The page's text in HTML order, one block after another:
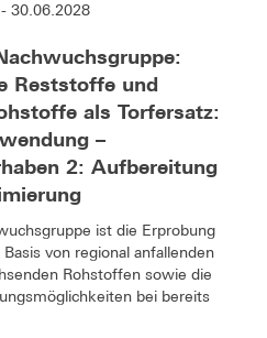
30.06.2028
Reststoffe und
als Torfersatz:
–
2: Aufbereitung
ist die Erprobung
von regional anfallenden
Rohstoffen sowie die
bei bereits